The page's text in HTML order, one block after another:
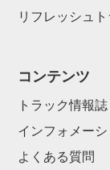
リフレッシュト
コンテンツ
トラック情報
インフォメーシ
よくある質問